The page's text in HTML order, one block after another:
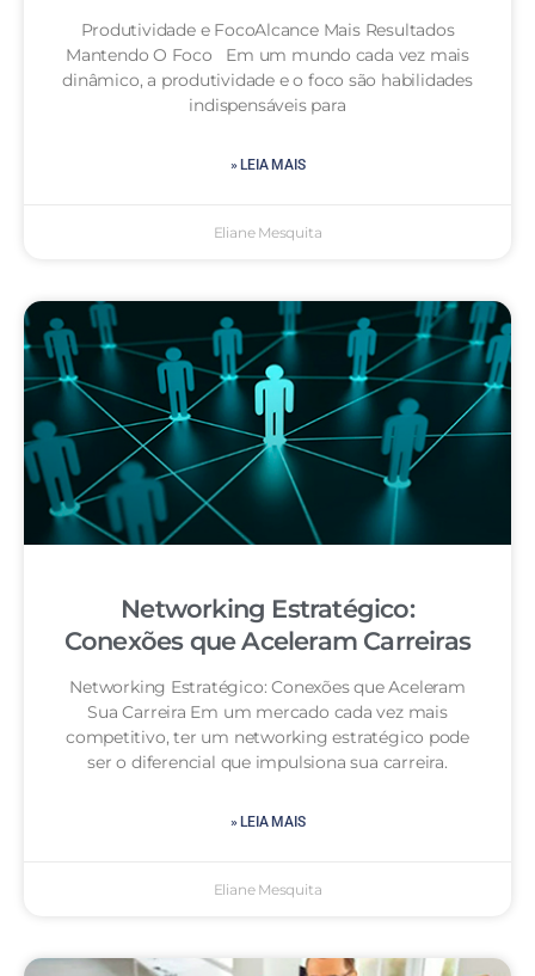
Produtividade e FocoAlcance Mais Resultados
Mantendo O Foco Em um mundo cada vez mais
dinâmico, a produtividade e o foco são habilidades
indispensáveis para
» LEIA MAIS
Eliane Mesquita
Networking Estratégico:
Conexões que Aceleram Carreiras
Networking Estratégico: Conexões que Aceleram
Sua Carreira Em um mercado cada vez mais
competitivo, ter um networking estratégico pode
ser o diferencial que impulsiona sua carreira.
» LEIA MAIS
Eliane Mesquita